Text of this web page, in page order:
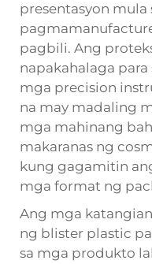
presentasyon mula
pagbili. Ang
napakahalaga
mga precision
na may madaling
mga mahinang
makaranas ng
kung gagamitin
mga format ng
Ang mga
ng blister plastic
sa mga produkto